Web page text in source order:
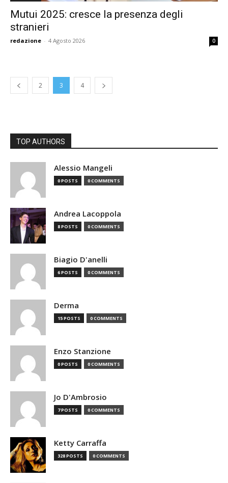
Mutui 2025: cresce la presenza degli
stranieri
redazione - 4 Agosto 2026 0
2 3 4
TOP AUTHORS
Alessio Mangeli
0 POSTS 0 COMMENTS
Andrea Lacoppola
8 POSTS 0 COMMENTS
Biagio D'anelli
6 POSTS 0 COMMENTS
Derma
15 POSTS 0 COMMENTS
Enzo Stanzione
0 POSTS 0 COMMENTS
Jo D'Ambrosio
7 POSTS 0 COMMENTS
Ketty Carraffa
328 POSTS 0 COMMENTS